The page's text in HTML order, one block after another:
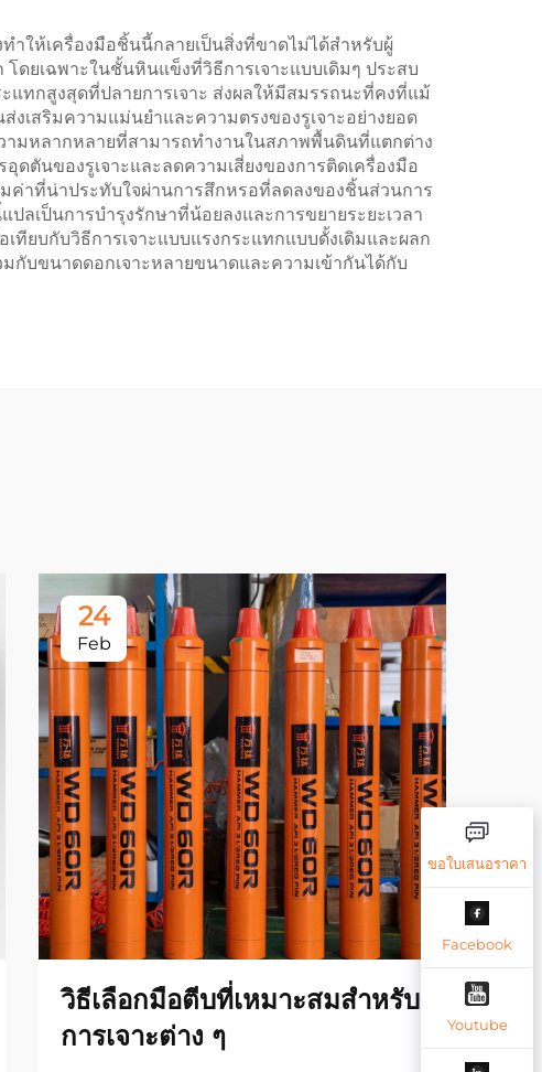
ให้เครื่องมือชิ้นนี้กลายเป็นสิ่งที่ขาดไม่ได้สำหรับผู้
ดยเฉพาะในชั้นหินแข็งที่วิธีการเจาะแบบเดิมๆ ประสบ
ทกสูงสุดที่ปลายการเจาะ ส่งผลให้มีสมรรถนะที่คงที่แม้
เสริมความแม่นยำและความตรงของรูเจาะอย่างยอด
ามหลากหลายที่สามารถทำงานในสภาพพื้นดินที่แตกต่าง
ดตันของรูเจาะและลดความเสี่ยงของการติดเครื่องมือ
ค่าที่น่าประทับใจผ่านการสึกหรอที่ลดลงของชิ้นส่วนการ
เป็นการบำรุงรักษาที่น้อยลงและการขยายระยะเวลา
ยบกับวิธีการเจาะแบบแรงกระแทกแบบดั้งเดิมและผลก
บขนาดดอกเจาะหลายขนาดและความเข้ากันได้กับ
24
Feb
วิธีเลือกมือตีบที่เหมาะสมสําหรับ
การเจาะต่าง ๆ
ไร
ขอใบเสนอราคา
Facebook
Youtube